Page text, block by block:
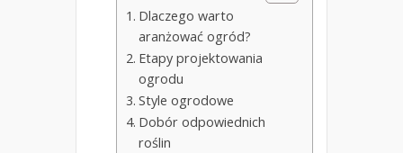
Dlaczego warto
aranżować ogród?
Etapy projektowania
ogrodu
Style ogrodowe
Dobór odpowiednich
roślin